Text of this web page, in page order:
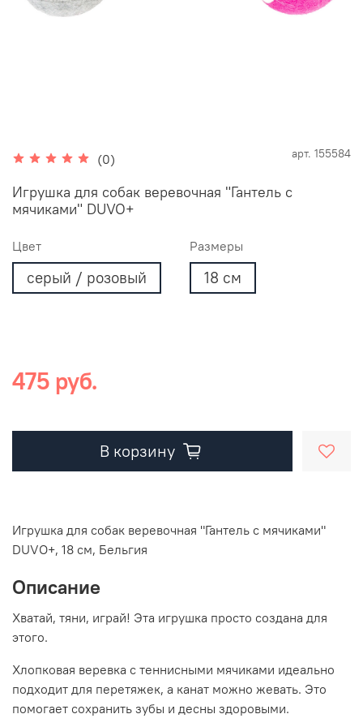
(0) арт. 155584
Игрушка для собак веревочная "Гантель с
мячиками" DUVO+
Цвет
серый / розовый
Размеры
18 см
475 руб.
В корзину
Игрушка для собак веревочная "Гантель с мячиками"
DUVO+, 18 см, Бельгия
Описание
Хватай, тяни, играй! Эта игрушка просто создана для
этого.
Хлопковая веревка с теннисными мячиками идеально
подходит для перетяжек, а канат можно жевать. Это
помогает сохранить зубы и десны здоровыми.